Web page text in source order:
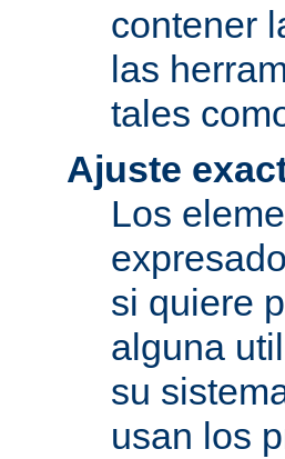
contener
las
tales
Ajuste
Los
si quiere
alguna
su
usan los